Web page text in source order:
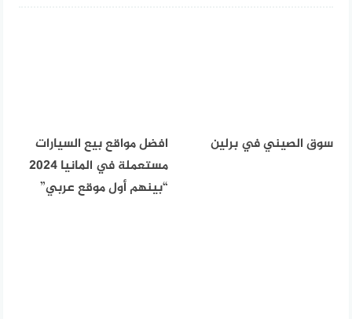
سوق الصيني في برلين
افضل مواقع بيع السيارات
مستعملة في المانيا 2024
“بينهم أول موقع عربي”